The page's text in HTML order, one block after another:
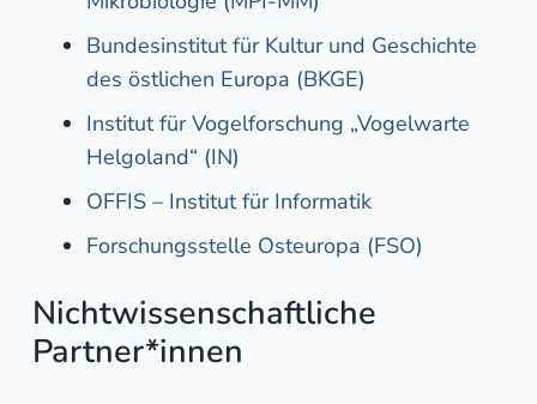
Bundesinstitut für Kultur und Geschichte
des östlichen Europa (BKGE)
Institut für Vogelforschung „Vogelwarte
Helgoland“ (IN)
OFFIS – Institut für Informatik
Forschungsstelle Osteuropa (FSO)
Nichtwissenschaftliche
Partner*innen